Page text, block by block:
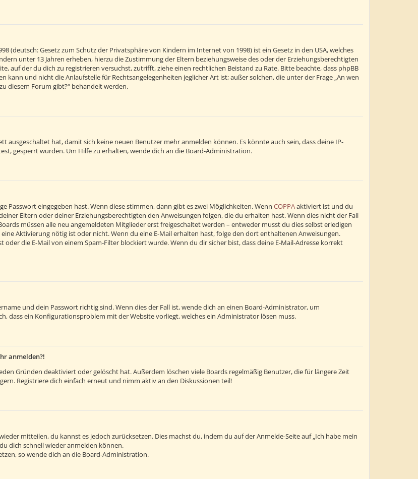
(deutsch: Gesetz zum Schutz der Privatsphäre von Kindern im Internet von 1998) ist ein Gesetz in den USA, welches
unter 13 Jahren erheben, hierzu die Zustimmung der Eltern beziehungsweise des oder der Erziehungsberechtigten
auf der du dich zu registrieren versuchst, zutrifft, ziehe einen rechtlichen Beistand zu Rate. Bitte beachte, dass phpBB
kann und nicht die Anlaufstelle für Rechtsangelegenheiten jeglicher Art ist; außer solchen, die unter der Frage „An wen
diesem Forum gibt?“ behandelt werden.
ausgeschaltet hat, damit sich keine neuen Benutzer mehr anmelden können. Es könnte auch sein, dass deine IP-
gesperrt wurden. Um Hilfe zu erhalten, wende dich an die Board-Administration.
Passwort eingegeben hast. Wenn diese stimmen, dann gibt es zwei Möglichkeiten. Wenn COPPAaktiviert ist und du
Eltern oder deiner Erziehungsberechtigten den Anweisungen folgen, die du erhalten hast. Wenn dies nicht der Fall
müssen alle neu angemeldeten Mitglieder erst freigeschaltet werden – entweder musst du dies selbst erledigen
Aktivierung nötig ist oder nicht. Wenn du eine E-Mail erhalten hast, folge den dort enthaltenen Anweisungen.
die E-Mail von einem Spam-Filter blockiert wurde. Wenn du dir sicher bist, dass deine E-Mail-Adresse korrekt
und dein Passwort richtig sind. Wenn dies der Fall ist, wende dich an einen Board-Administrator, um
dass ein Konfigurationsproblem mit der Website vorliegt, welches ein Administrator lösen muss.
anmelden?!
Gründen deaktiviert oder gelöscht hat. Außerdem löschen viele Boards regelmäßig Benutzer, die für längere Zeit
Registriere dich einfach erneut und nimm aktiv an den Diskussionen teil!
mitteilen, du kannst es jedoch zurücksetzen. Dies machst du, indem du auf der Anmelde-Seite auf „Ich habe mein
dich schnell wieder anmelden können.
so wende dich an die Board-Administration.